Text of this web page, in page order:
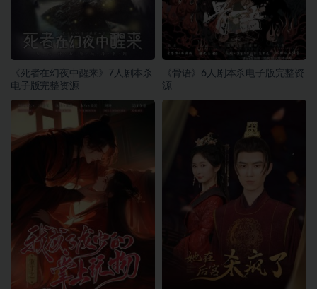
《死者在幻夜中醒来》7人剧本杀
电子版完整资源
《骨语》6人剧本杀电子版完整资
源